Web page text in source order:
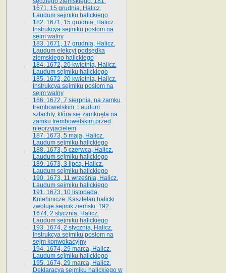
1671, 15 grudnia, Halicz.
Laudum sejmiku halickiego
182. 1671, 15 grudnia, Halicz.
Instrukcya sejmiku posłom na
sejm walny
183. 1671, 17 grudnia, Halicz.
Laudum elekcyi podsędka
ziemskiego halickiego
184. 1672, 20 kwietnia, Halicz.
Laudum sejmiku halickiego
185. 1672, 20 kwietnia, Halicz.
Instrukcya sejmiku posłom na
sejm walny
186. 1672, 7 sierpnia, na zamku
trembowelskim. Laudum
szlachty, która się zamknęła na
zamku trembowelskim przed
nieprzyjacielem
187. 1673, 5 maja, Halicz.
Laudum sejmiku halickiego
188. 1673, 5 czerwca, Halicz.
Laudum sejmiku halickiego
189. 1673, 3 lipca, Halicz.
Laudum sejmiku halickiego
190. 1673, 11 września, Halicz.
Laudum sejmiku halickiego
191. 1673, 10 listopada,
Kniehinicze. Kasztelan halicki
zwołuje sejmik ziemski. 192.
1674, 2 stycznia, Halicz.
Laudum sejmiku halickiego
193. 1674, 2 stycznia, Halicz.
Instrukcya sejmiku posłom na
sejm konwokacyjny
194. 1674, 29 marca, Halicz.
Laudum sejmiku halickiego
195. 1674, 29 marca, Halicz.
Deklaracya sejmiku halickiego w